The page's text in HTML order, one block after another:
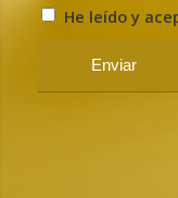
He leído y